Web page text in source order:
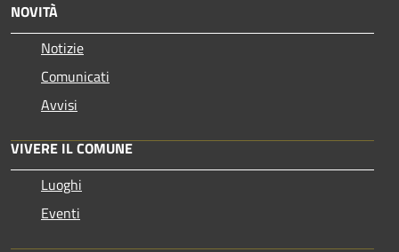
NOVITÀ
Notizie
Comunicati
Avvisi
VIVERE IL COMUNE
Luoghi
Eventi